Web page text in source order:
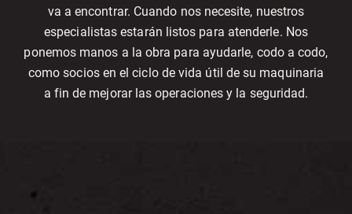
va a encontrar. Cuando nos necesite, nuestros
especialistas estarán listos para atenderle. Nos
ponemos manos a la obra para ayudarle, codo a codo,
como socios en el ciclo de vida útil de su maquinaria
a fin de mejorar las operaciones y la seguridad.